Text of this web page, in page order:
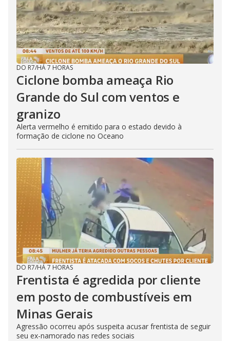
DO R7/HÁ 7 HORAS
Ciclone bomba ameaça Rio
Grande do Sul com ventos e
granizo
Alerta vermelho é emitido para o estado devido à
formação de ciclone no Oceano
DO R7/HÁ 7 HORAS
Frentista é agredida por cliente
em posto de combustíveis em
Minas Gerais
Agressão ocorreu após suspeita acusar frentista de seguir
seu ex-namorado nas redes sociais